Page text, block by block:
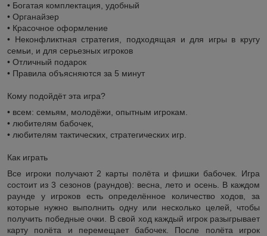
• Богатая комплектация, удобный
• Органайзер
• Красочное оформление
• Неконфликтная стратегия, подходящая и для игры в кругу
семьи, и для серьезных игроков
• Отличный подарок
• Правила объясняются за 5 минут
Кому подойдёт эта игра?
• всем: семьям, молодёжи, опытным игрокам.
• любителям бабочек,
• любителям тактических, стратегических игр.
Как играть
Все игроки получают 2 карты полёта и фишки бабочек. Игра
состоит из 3 сезонов (раундов): весна, лето и осень. В каждом
раунде у игроков есть определённое количество ходов, за
которые нужно выполнить одну или несколько целей, чтобы
получить победные очки. В свой ход каждый игрок разыгрывает
карту полёта и перемещает бабочек. После полёта игрок